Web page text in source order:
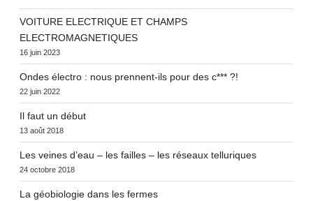
VOITURE ELECTRIQUE ET CHAMPS
ELECTROMAGNETIQUES
16 juin 2023
Ondes électro : nous prennent-ils pour des c*** ?!
22 juin 2022
Il faut un début
13 août 2018
Les veines d’eau – les failles – les réseaux telluriques
24 octobre 2018
La géobiologie dans les fermes